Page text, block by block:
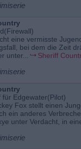
eine vermisste
bei dem die Zeit
unter...
Sheriff
für Edgewater(Pilot)
Fox stellt einen
ein anderes
unter Verdacht, in